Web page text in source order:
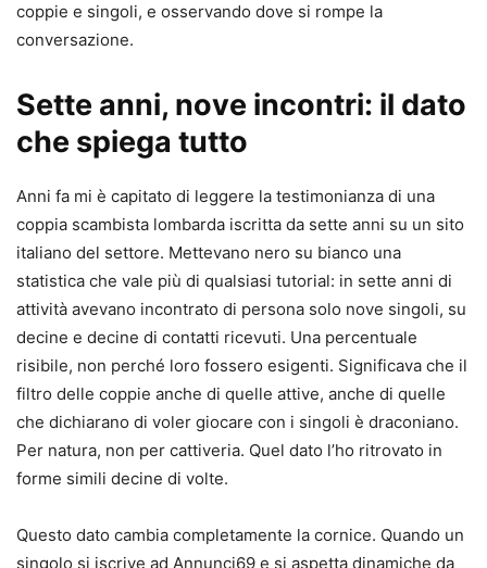
coppie e singoli, e osservando dove si rompe la
conversazione.
Sette anni, nove incontri: il dato
che spiega tutto
Anni fa mi è capitato di leggere la testimonianza di una
coppia scambista lombarda iscritta da sette anni su un sito
italiano del settore. Mettevano nero su bianco una
statistica che vale più di qualsiasi tutorial: in sette anni di
attività avevano incontrato di persona solo nove singoli, su
decine e decine di contatti ricevuti. Una percentuale
risibile, non perché loro fossero esigenti. Significava che il
filtro delle coppie anche di quelle attive, anche di quelle
che dichiarano di voler giocare con i singoli è draconiano.
Per natura, non per cattiveria. Quel dato l’ho ritrovato in
forme simili decine di volte.
Questo dato cambia completamente la cornice. Quando un
singolo si iscrive ad Annunci69 e si aspetta dinamiche da